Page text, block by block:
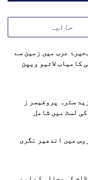
حالیہ
عرب میں زمین سے
کامیاب لائیو ویپن
سترہ پروفیسر ز
لسٹ میں شامل
میں اندھیر نگری
کی بحالی کے لیے